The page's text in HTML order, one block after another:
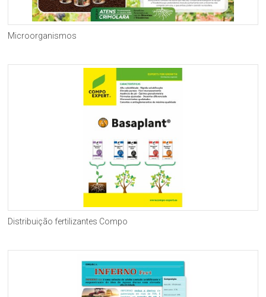
Microorganismos
Distribuição fertilizantes Compo